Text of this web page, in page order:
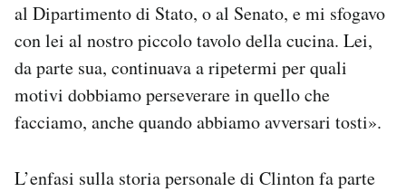
al Dipartimento di Stato, o al Senato, e mi sfogavo
con lei al nostro piccolo tavolo della cucina. Lei,
da parte sua, continuava a ripetermi per quali
motivi dobbiamo perseverare in quello che
facciamo, anche quando abbiamo avversari tosti».
L’enfasi sulla storia personale di Clinton fa parte